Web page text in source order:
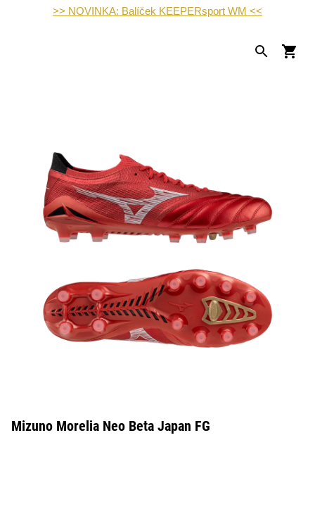
>> NOVINKA: Balíček KEEPERsport WM <<
Mizuno Morelia Neo Beta Japan FG